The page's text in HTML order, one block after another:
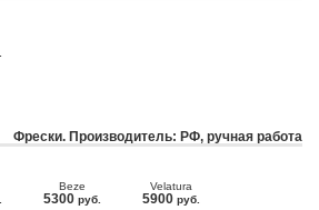
Фрески. Производитель: РФ, ручная работа
Beze
5300 руб.
Velatura
5900 руб.